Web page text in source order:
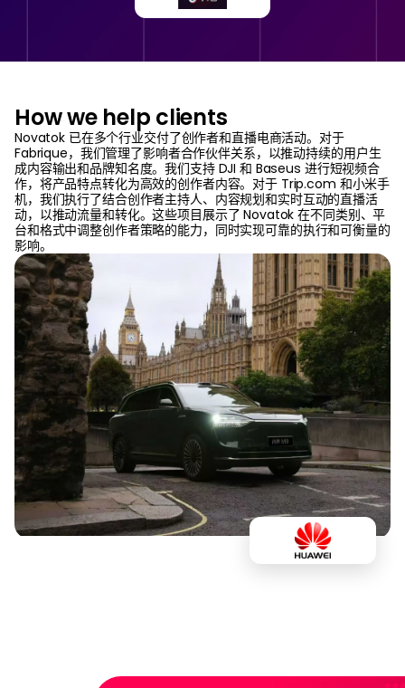
How we help clients
Novatok 已在多个行业交付了创作者和直播电商活动。对于
Fabrique，我们管理了影响者合作伙伴关系，以推动持续的用户生
成内容输出和品牌知名度。我们支持 DJI 和 Baseus 进行短视频合
作，将产品特点转化为高效的创作者内容。对于 Trip.com 和小米手
机，我们执行了结合创作者主持人、内容规划和实时互动的直播活
动，以推动流量和转化。这些项目展示了 Novatok 在不同类别、平
台和格式中调整创作者策略的能力，同时实现可靠的执行和可衡量的
影响。